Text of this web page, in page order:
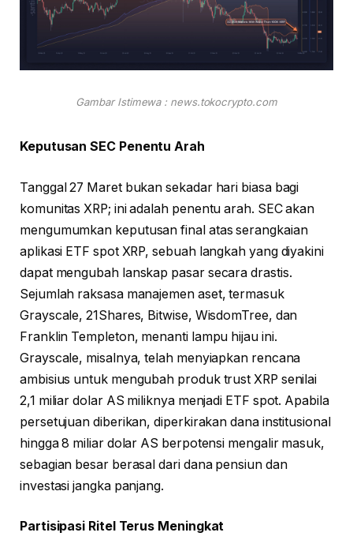
Gambar Istimewa : news.tokocrypto.com
Keputusan SEC Penentu Arah
Tanggal 27 Maret bukan sekadar hari biasa bagi
komunitas XRP; ini adalah penentu arah. SEC akan
mengumumkan keputusan final atas serangkaian
aplikasi ETF spot XRP, sebuah langkah yang diyakini
dapat mengubah lanskap pasar secara drastis.
Sejumlah raksasa manajemen aset, termasuk
Grayscale, 21Shares, Bitwise, WisdomTree, dan
Franklin Templeton, menanti lampu hijau ini.
Grayscale, misalnya, telah menyiapkan rencana
ambisius untuk mengubah produk trust XRP senilai
2,1 miliar dolar AS miliknya menjadi ETF spot. Apabila
persetujuan diberikan, diperkirakan dana institusional
hingga 8 miliar dolar AS berpotensi mengalir masuk,
sebagian besar berasal dari dana pensiun dan
investasi jangka panjang.
Partisipasi Ritel Terus Meningkat